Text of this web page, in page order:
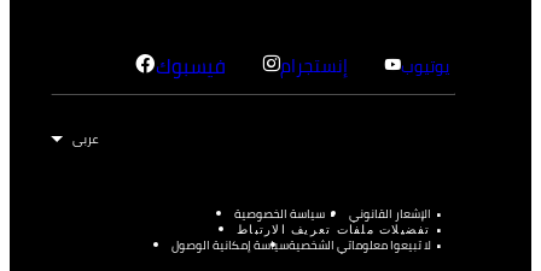
فيسبوك إنستجرام يوتيوب
الإشعار القانوني سياسة الخصوصية
تفضيلات ملفات تعريف الارتباط
لا تبيعوا معلوماتي الشخصيةسياسة إمكانية الوصول